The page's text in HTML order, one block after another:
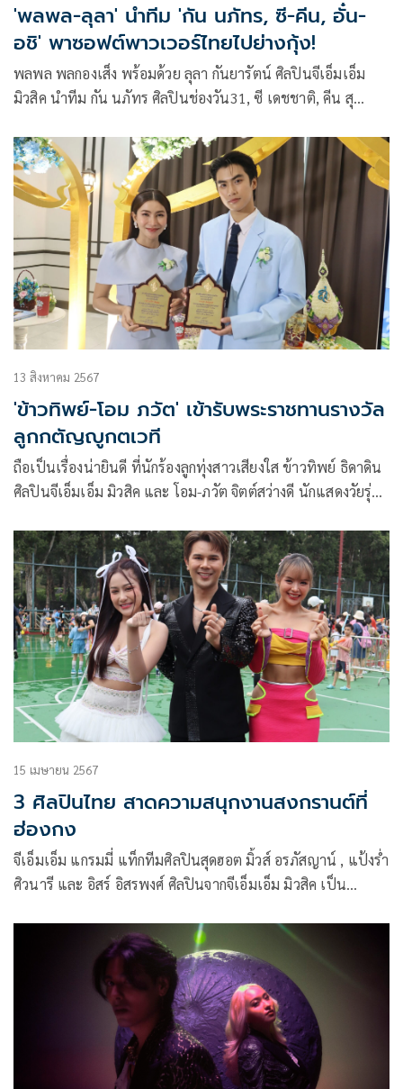
'พลพล-ลุลา' นำทีม 'กัน นภัทร, ซี-คีน, อั๋น-
อชิ' พาซอฟต์พาวเวอร์ไทยไปย่างกุ้ง!
พลพล พลกองเส็ง พร้อมด้วย ลุลา กันยารัตน์ ศิลปินจีเอ็มเอ็ม
มิวสิค นำทีม กัน นภัทร ศิลปินช่องวัน31, ซี เดชชาติ, คีน สุ
ทีวี เดินทางพาซอฟต์พาวเวอร์ไทยไปสร้างความบันเทิงให้แฟน
คลับชาวเมียนมา รวมถึงชาวไทยที่อาศัยอยู่ในย่างกุ้ง
13 สิงหาคม 2567
'ข้าวทิพย์-โอม ภวัต' เข้ารับพระราชทานรางวัล
ลูกกตัญญูกตเวที
ถือเป็นเรื่องน่ายินดี ที่นักร้องลูกทุ่งสาวเสียงใส ข้าวทิพย์ ธิดาดิน
ศิลปินจีเอ็มเอ็ม มิวสิค และ โอม-ภวัต จิตต์สว่างดี นักแสดงวัยรุ่น
เชิดชูเกียรติ ลูกที่มีความกตัญญูกตเวทีอย่างสูงต่อแม่ ประจำปี
2567 จาก สภาสังคมสงเคราะห์แห่งประเทศไทยในพระบรม
ราชูปถัมภ์
15 เมษายน 2567
3 ศิลปินไทย สาดความสนุกงานสงกรานต์ที่
ฮ่องกง
จีเอ็มเอ็ม แกรมมี่ แท็กทีมศิลปินสุดฮอต มิ้วส์ อรภัสญาน์ , แป้งร่ำ
ศิวนารี และ อิสร์ อิสรพงศ์ ศิลปินจากจีเอ็มเอ็ม มิวสิค เป็น
เทศกาลสงกรานต์ ณ เมืองฮ่องกง ประจำปี 2567 จัดโดย
กระทรวงการต่างประเทศ โดย สถานกงสุลใหญ่ ณ เมืองฮ่องกง
ร่วมกับสำนักงานเขตเกาลูนซิตี้ เพื่อเผยแพร่ประชาสัมพันธ์
ประเพณีและวัฒนธรรมไทยให้เป็นที่รู้จักและสร้างความผูกพัน
ในหมู่ชาวไทยที่พำนักในฮ่องกง